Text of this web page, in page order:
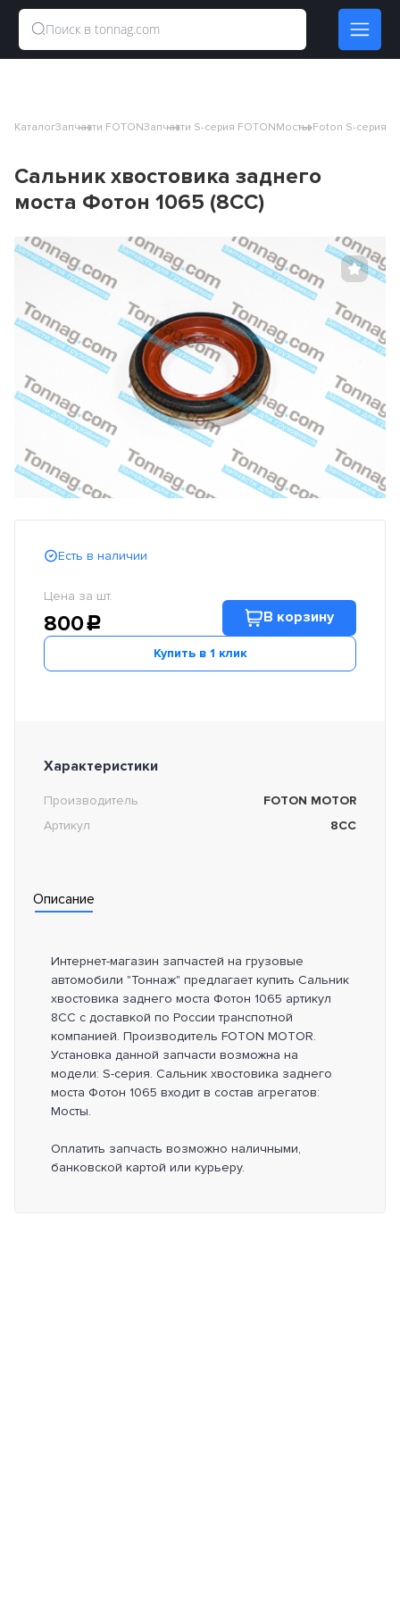
КаталогЗапчасти FOTONЗапчасти S-серия FOTONМосты Foton S-серия
Сальник хвостовика заднего
моста Фотон 1065 (8CC)
Есть в наличии
Цена за шт.
800c В корзину
Купить в 1 клик
Характеристики
Производитель
FOTON MOTOR
Артикул
8CC
Описание
Интернет-магазин запчастей на грузовые
автомобили "Тоннаж" предлагает купить Сальник
хвостовика заднего моста Фотон 1065 артикул
8CC с доставкой по России транспотной
компанией. Производитель FOTON MOTOR.
Установка данной запчасти возможна на
модели: S-серия. Сальник хвостовика заднего
моста Фотон 1065 входит в состав агрегатов:
Мосты.
Оплатить запчасть возможно наличными,
банковской картой или курьеру.